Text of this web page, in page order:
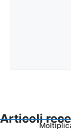
Articoli